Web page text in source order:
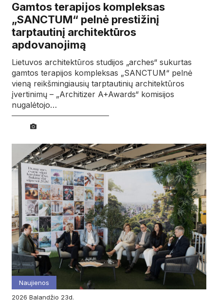
Gamtos terapijos kompleksas
„SANCTUM“ pelnė prestižinį
tarptautinį architektūros
apdovanojimą
Lietuvos architektūros studijos „arches“ sukurtas
gamtos terapijos kompleksas „SANCTUM“ pelnė
vieną reikšmingiausių tarptautinių architektūros
įvertinimų – „Architizer A+Awards“ komisijos
nugalėtojo…
Naujienos
2026
balandžio 23d.